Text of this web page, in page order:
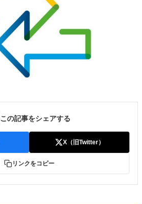
この記事をシェアする
X（旧Twitter）
リンクをコピー